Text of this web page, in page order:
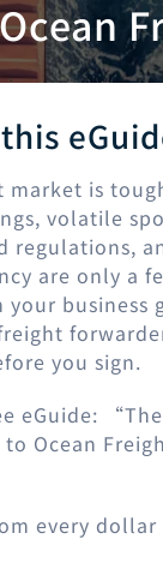
market is
volatile
regulations,
are only a
your business
you sign.
eGuide:
Ocean
every dollar